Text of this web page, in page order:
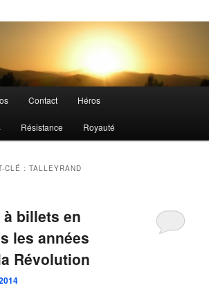
Contact Héros
Résistance Royauté
CLÉ :TALLEYRAND
billets en
les années
Révolution